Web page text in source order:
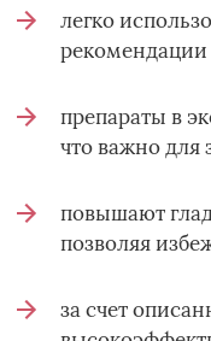
легко
рекомендации
препараты в
что важно для
повышают
позволяя
за счет